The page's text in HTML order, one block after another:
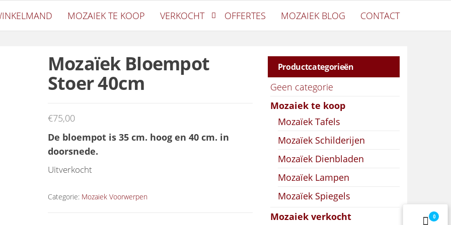
MOZAIEK TE KOOP VERKOCHT OFFERTES MOZAIEK BLOG CONTACT
Mozaïek Bloempot
Stoer 40cm
€75,00
De bloempot is 35 cm. hoog en 40 cm. in
doorsnede.
Uitverkocht
Categorie: Mozaiek Voorwerpen
Productcategorieën
Geen categorie
Mozaiek te koop
Mozaïek Tafels
Mozaïek Schilderijen
Mozaïek Dienbladen
Mozaïek Lampen
Mozaïek Spiegels
Mozaiek verkocht
0